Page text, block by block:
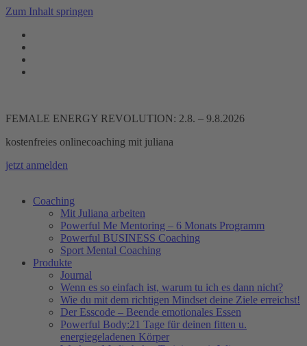
Zum Inhalt springen
FEMALE ENERGY REVOLUTION: 2.8. – 9.8.2026
kostenfreies onlinecoaching mit juliana
jetzt anmelden
Coaching
Mit Juliana arbeiten
Powerful Me Mentoring – 6 Monats Programm
Powerful BUSINESS Coaching
Sport Mental Coaching
Produkte
Journal
Wenn es so einfach ist, warum tu ich es dann nicht?
Wie du mit dem richtigen Mindset deine Ziele erreichst!
Der Esscode – Beende emotionales Essen
Powerful Body:21 Tage für deinen fitten u.
energiegeladenen Körper